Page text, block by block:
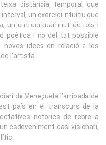
distància temporal
que
interval, un exercici intuitiu que
un entrecreuamnet de rols i
poètica i no del tot possible
noves idees en relació a les
l’artista.
de Veneçuela l’arribada de
país en el transcurs de la
notories de rebre a
esdeveniment casi visionari,